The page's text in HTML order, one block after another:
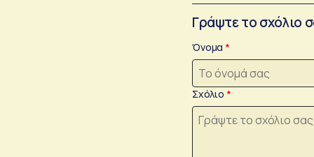
Γράψτε το σχόλιο
Όνομα
Σχόλιο